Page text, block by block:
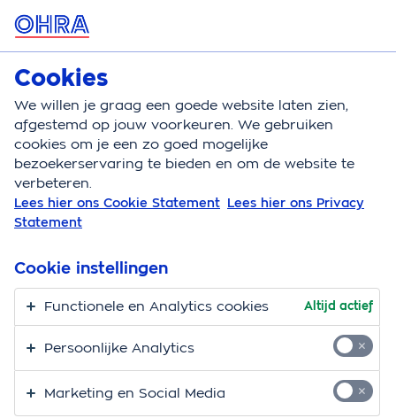
MENU
Klantenservice
Klantenservice Mijn OHRA Veelgestelde vragen
Veelgestelde vragen
over Mijn OHRA
Bij OHRA communiceren we zoveel mogelijk digitaal.
Zo staan belangrijke documenten zoals je polis en
polisvoorwaarden op 1 plek bij elkaar in deOHRA
App en Mijn OHRA. Op deze pagina vind je de
antwoorden op veelgestelde vragen over Mijn OHRA.
Cookies
We willen je graag een goede website laten zien,
afgestemd op jouw voorkeuren. We gebruiken
cookies om je een zo goed mogelijke
bezoekerservaring te bieden en om de website te
verbeteren.
Lees hier ons Cookie Statement Lees hier ons Privacy
Statement
Cookie instellingen
Functionele en Analytics cookies Altijd actief
Persoonlijke Analytics
Marketing en Social Media